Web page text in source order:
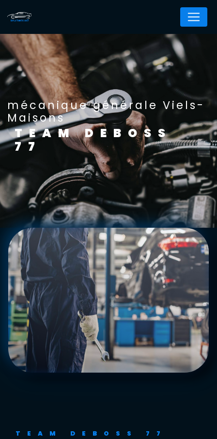
mécanique générale Viels-
Maisons
TEAM DEBOSS
77
TEAM DEBOSS 77